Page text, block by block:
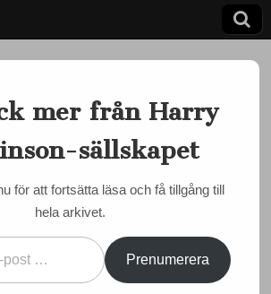
Harry
som fångar daggdroppen och speglar
kosmos
JUST NU,NYA BÖCKER
Martinson-dikter
franska
2013•0 Comments
mer från Harry
sällskapet
för att fortsätta läsa och få tillgång till
hela arkivet.
Prenumerera